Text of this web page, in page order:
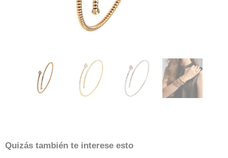
Quizás también te interese esto